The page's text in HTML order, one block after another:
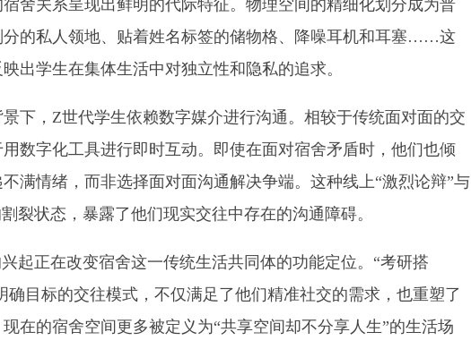
舍关系呈现出鲜明的代际特征。物理空间的精细化划分成为普
分的私人领地、贴着姓名标签的储物格、降噪耳机和耳塞……这
出学生在集体生活中对独立性和隐私的追求。
下，Z世代学生依赖数字媒介进行沟通。相较于传统面对面的交
数字化工具进行即时互动。即使在面对宿舍矛盾时，他们也倾
满情绪，而非选择面对面沟通解决争端。这种线上“激烈论辩”与
裂状态，暴露了他们现实交往中存在的沟通障碍。
起正在改变宿舍这一传统生活共同体的功能定位。“考研搭
确目标的交往模式，不仅满足了他们精准社交的需求，也重塑了
在的宿舍空间更多被定义为“共享空间却不分享人生”的生活场